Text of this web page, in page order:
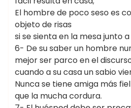
El hombre de poco seso es
objeto de risas
si se sienta en la mesa junto a
6- De su saber un hombre
mejor ser parco en el
cuando a su casa un sabio
Nunca se tiene amiga más fiel
que la mucha cordura.